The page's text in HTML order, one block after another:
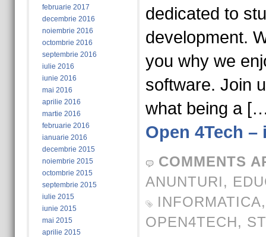
februarie 2017
decembrie 2016
noiembrie 2016
octombrie 2016
septembrie 2016
iulie 2016
iunie 2016
mai 2016
aprilie 2016
martie 2016
februarie 2016
ianuarie 2016
decembrie 2015
noiembrie 2015
octombrie 2015
septembrie 2015
iulie 2015
iunie 2015
mai 2015
aprilie 2015
dedicated to
development.
you why we
software. Join
what being a
Open 4Tech –
COMMENTS
ANUNTURI,
INFORMATICA
OPEN4TECH,